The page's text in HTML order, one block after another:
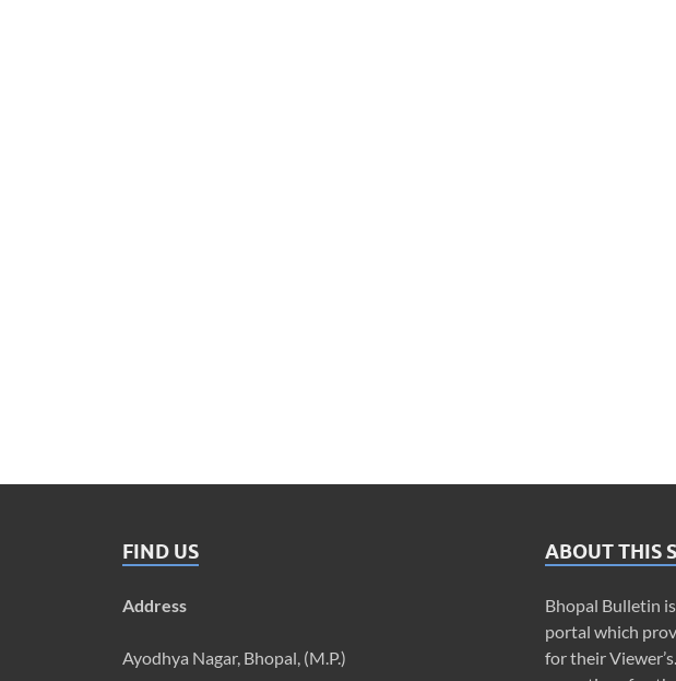
FIND US
Address
Ayodhya Nagar, Bhopal, (M.P.)
ABOUT THIS
Bhopal Bulletin
portal which
for their